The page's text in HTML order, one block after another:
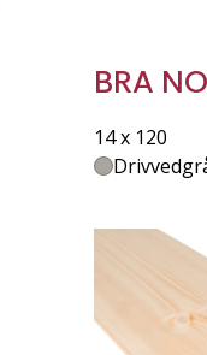
BRA
14 x 120